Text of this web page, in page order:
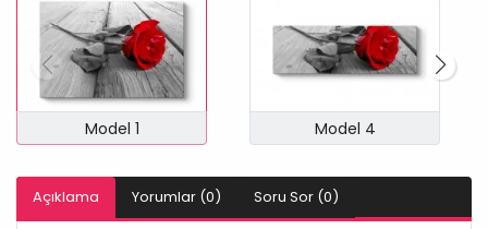
Model 1 Model 4
Açıklama Yorumlar (0) Soru Sor (0)